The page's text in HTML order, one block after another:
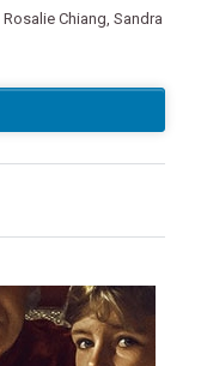
Rosalie Chiang, Sandra